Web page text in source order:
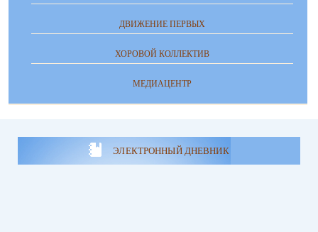
ДВИЖЕНИЕ ПЕРВЫХ
ХОРОВОЙ КОЛЛЕКТИВ
МЕДИАЦЕНТР
ЭЛЕКТРОННЫЙ ДНЕВНИК